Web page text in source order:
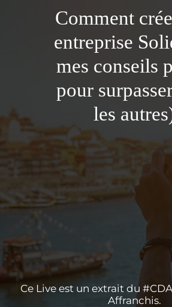
Comment
entreprise
mes conseils
pour
les
Ce Live est un extrait du
Affranchis.